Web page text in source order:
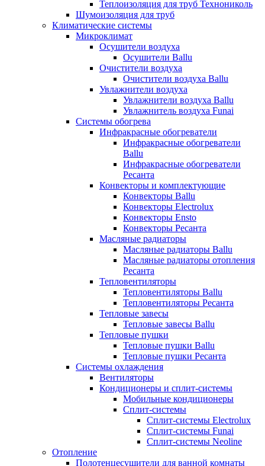
Теплоизоляция для труб Технониколь
Шумоизоляция для труб
Климатические системы
Микроклимат
Осушители воздуха
Осушители Ballu
Очистители воздуха
Очистители воздуха Ballu
Увлажнители воздуха
Увлажнители воздуха Ballu
Увлажнитель воздуха Funai
Системы обогрева
Инфракрасные обогреватели
Инфракрасные обогреватели
Ballu
Инфракрасные обогреватели
Ресанта
Конвекторы и комплектующие
Конвекторы Ballu
Конвекторы Electrolux
Конвекторы Ensto
Конвекторы Ресанта
Масляные радиаторы
Масляные радиаторы Ballu
Масляные радиаторы отопления
Ресанта
Тепловентиляторы
Тепловентиляторы Ballu
Тепловентиляторы Ресанта
Тепловые завесы
Тепловые завесы Ballu
Тепловые пушки
Тепловые пушки Ballu
Тепловые пушки Ресанта
Системы охлаждения
Вентиляторы
Кондиционеры и сплит-системы
Мобильные кондиционеры
Сплит-системы
Сплит-системы Electrolux
Сплит-системы Funai
Сплит-системы Neoline
Отопление
Полотенцесушители для ванной комнаты